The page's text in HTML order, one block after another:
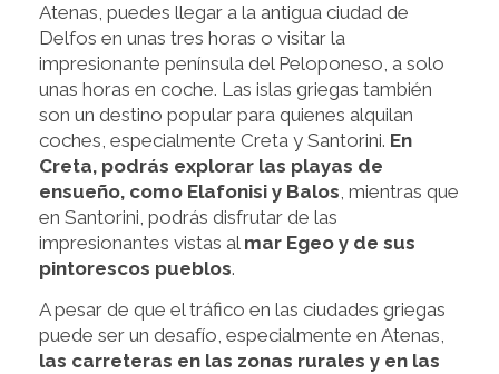
Atenas, puedes llegar a la antigua ciudad de
Delfos en unas tres horas o visitar la
impresionante península del Peloponeso, a solo
unas horas en coche. Las islas griegas también
son un destino popular para quienes alquilan
coches, especialmente Creta y Santorini. En
Creta, podrás explorar las playas de
ensueño, como Elafonisi y Balos, mientras que
en Santorini, podrás disfrutar de las
impresionantes vistas al mar Egeo y de sus
pintorescos pueblos.
A pesar de que el tráfico en las ciudades griegas
puede ser un desafío, especialmente en Atenas,
las carreteras en las zonas rurales y en las